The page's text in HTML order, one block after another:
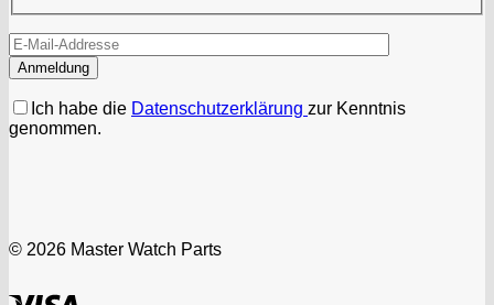
Ich habe die Datenschutzerklärung zur Kenntnis
genommen.
© 2026 Master Watch Parts